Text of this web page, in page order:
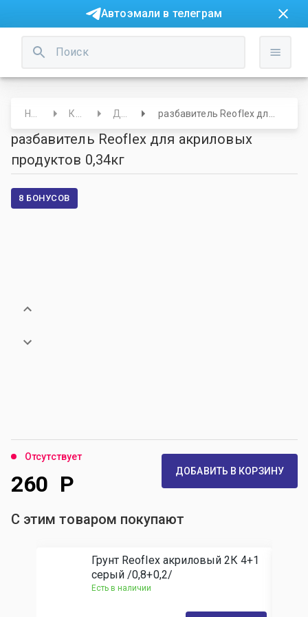
Автоэмали в телеграм
разбавитель Reoflex для акриловых
продуктов 0,34кг
8 БОНУСОВ
Отсутствует
260 Р ДОБАВИТЬ В КОРЗИНУ
С этим товаром покупают
Грунт Reoflex акриловый 2К 4+1
серый /0,8+0,2/
Есть в наличии